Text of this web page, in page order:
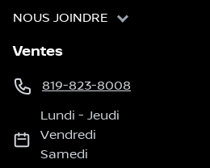
NOUS JOINDRE
Ventes
819-823-8008
Lundi -Jeudi
Vendredi
Samedi